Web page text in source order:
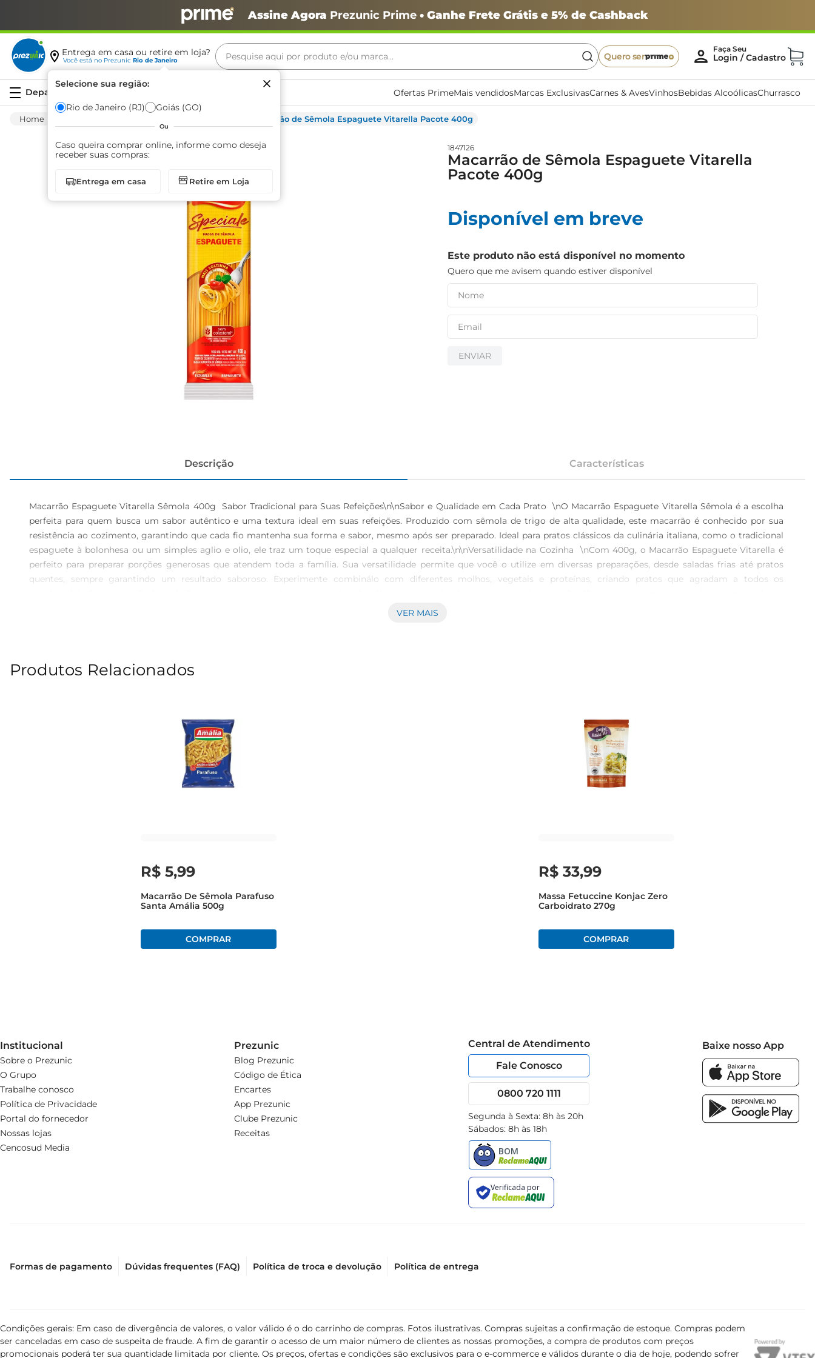
Assine Agora Prezunic Prime• Ganhe Frete Grátis e 5% de Cashback
Entrega em casa ou retire em loja?
Você está no Prezunic Rio de Janeiro
Selecione sua região:
Rio de Janeiro (RJ) Goiás (GO)
Ou
Caso queira comprar online, informe como deseja
receber suas compras:
Entrega em casa Retire em Loja
Pesquise aqui por produto e/ou marca...
Quero ser
Ofertas PrimeMais vendidosMarcas ExclusivasCarnes & AvesVinhosBebidas AlcoólicasChurrasco
Macarrão de Sêmola Espaguete Vitarella Pacote 400g
1847126
Macarrão de Sêmola Espaguete Vitarella
Pacote 400g
Disponível em breve
Este produto não está disponível no momento
Quero que me avisem quando estiver disponível
ENVIAR
Descrição Características
Macarrão Espaguete Vitarella Sêmola 400g  Sabor Tradicional para Suas Refeições\n\nSabor e Qualidade em Cada Prato  \nO Macarrão Espaguete Vitarella Sêmola é a escolha
perfeita para quem busca um sabor autêntico e uma textura ideal em suas refeições. Produzido com sêmola de trigo de alta qualidade, este macarrão é conhecido por sua
resistência ao cozimento, garantindo que cada fio mantenha sua forma e sabor, mesmo após ser preparado. Ideal para pratos clássicos da culinária italiana, como o tradicional
espaguete à bolonhesa ou um simples aglio e olio, ele traz um toque especial a qualquer receita.\n\nVersatilidade na Cozinha  \nCom 400g, o Macarrão Espaguete Vitarella é
perfeito para preparar porções generosas que atendem toda a família. Sua versatilidade permite que você o utilize em diversas preparações, desde saladas frias até pratos
quentes, sempre garantindo um resultado saboroso. Experimente combinálo com diferentes molhos, vegetais e proteínas, criando pratos que agradam a todos os
Essa técnica simples assegura que o macarrão fique macio por fora, mas firme por dentro, proporcionando uma experiência gastronômica deliciosa. Além disso, você pode
Armazenamento  \nPara preservar a qualidade do Macarrão Espaguete Vitarella, recomendase armazenálo em local fresco e seco, longe da luz direta. Assim, você garante que o
VER MAIS
Produtos Relacionados
R$ 5,99
Macarrão De Sêmola Parafuso
Santa Amália 500g
R$ 33,99
Massa Fetuccine Konjac Zero
Carboidrato 270g
Institucional
Sobre o Prezunic
O Grupo
Trabalhe conosco
Política de Privacidade
Portal do fornecedor
Nossas lojas
Cencosud Media
Prezunic
Blog Prezunic
Código de Ética
Encartes
App Prezunic
Clube Prezunic
Receitas
Central de Atendimento
Fale Conosco
0800 720 1111
Segunda à Sexta: 8h às 20h
Sábados: 8h às 18h
Baixe nosso App
Formas de pagamento Dúvidas frequentes (FAQ) Política de troca e devolução Política de entrega
Condições gerais: Em caso de divergência de valores, o valor válido é o do carrinho de compras. Fotos ilustrativas. Compras sujeitas a confirmação de estoque. Compras podem
ser canceladas em caso de suspeita de fraude. A fim de garantir o acesso de um maior número de clientes as nossas promoções, a compra de produtos com preços
promocionais poderá ter sua quantidade limitada por cliente. Os preços, ofertas e condições são exclusivos para o e-commerce e válidos durante o dia de hoje, podendo sofrer
Termos mais buscados
café
biscoito
azeite
arroz
iogurte
papel higiênico
cerveja